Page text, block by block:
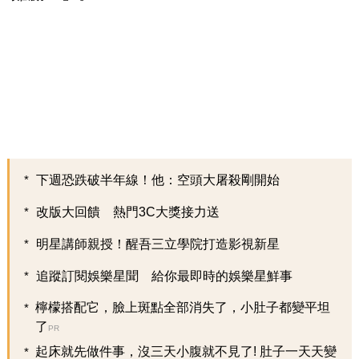
下週恐跌破半年線！他：空頭大屠殺剛開始
改版大回饋 熱門3C大獎接力送
明星講師親授！醒吾三立學院打造影視新星
追蹤訂閱娛樂星聞 給你最即時的娛樂星鮮事
檸檬搭配它，臉上斑點全部消失了，小肚子都變平坦
了 PR
起床就先做件事，沒三天小腹就不見了! 肚子一天天變